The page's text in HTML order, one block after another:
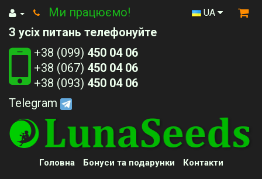
UA
Ми працюємо!
З усіх питань телефонуйте
+38 (099) 450 04 06
+38 (067) 450 04 06
+38 (093) 450 04 06
Telegram
Головна Контакти
Бонуси та подарунки